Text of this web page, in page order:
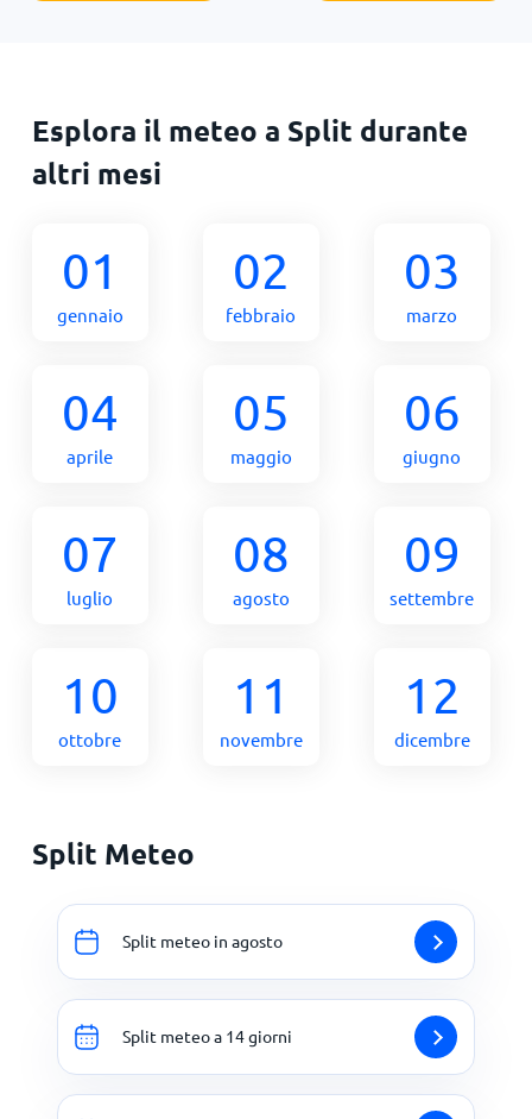
Esplora il meteo a Split durante
altri mesi
01
gennaio
02
febbraio
03
marzo
04
aprile
05
maggio
06
giugno
07
luglio
08
agosto
09
settembre
10
ottobre
11
novembre
12
dicembre
Split Meteo
Split meteo in agosto
Split meteo a 14 giorni